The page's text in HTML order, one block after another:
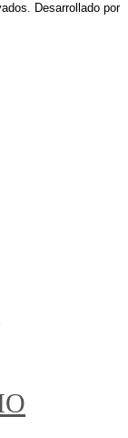
Desarrollado por